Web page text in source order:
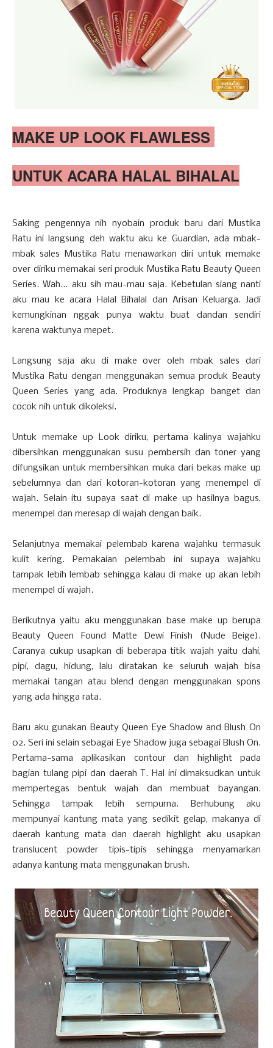
MAKE UP LOOK FLAWLESS
UNTUK ACARA HALAL BIHALAL
Saking pengennya nih nyobain produk baru dari Mustika
Ratu ini langsung deh waktu aku ke Guardian, ada mbak-
mbak sales Mustika Ratu menawarkan diri untuk memake
over diriku memakai seri produk Mustika Ratu Beauty Queen
Series. Wah... aku sih mau-mau saja. Kebetulan siang nanti
aku mau ke acara Halal Bihalal dan Arisan Keluarga. Jadi
kemungkinan nggak punya waktu buat dandan sendiri
karena waktunya mepet.
Langsung saja aku di make over oleh mbak sales dari
Mustika Ratu dengan menggunakan semua produk Beauty
Queen Series yang ada. Produknya lengkap banget dan
cocok nih untuk dikoleksi.
Untuk memake up Look diriku, pertama kalinya wajahku
dibersihkan menggunakan susu pembersih dan toner yang
difungsikan untuk membersihkan muka dari bekas make up
sebelumnya dan dari kotoran-kotoran yang menempel di
wajah. Selain itu supaya saat di make up hasilnya bagus,
menempel dan meresap di wajah dengan baik.
Selanjutnya memakai pelembab karena wajahku termasuk
kulit kering. Pemakaian pelembab ini supaya wajahku
tampak lebih lembab sehingga kalau di make up akan lebih
menempel di wajah.
Berikutnya yaitu aku menggunakan base make up berupa
Beauty Queen Found Matte Dewi Finish (Nude Beige).
Caranya cukup usapkan di beberapa titik wajah yaitu dahi,
pipi, dagu, hidung, lalu diratakan ke seluruh wajah bisa
memakai tangan atau blend dengan menggunakan spons
yang ada hingga rata.
Baru aku gunakan Beauty Queen Eye Shadow and Blush On
02. Seri ini selain sebagai Eye Shadow juga sebagai Blush On.
Pertama-sama aplikasikan contour dan highlight pada
bagian tulang pipi dan daerah T. Hal ini dimaksudkan untuk
mempertegas bentuk wajah dan membuat bayangan.
Sehingga tampak lebih sempurna. Berhubung aku
mempunyai kantung mata yang sedikit gelap, makanya di
daerah kantung mata dan daerah highlight aku usapkan
translucent powder tipis-tipis sehingga menyamarkan
adanya kantung mata menggunakan brush.